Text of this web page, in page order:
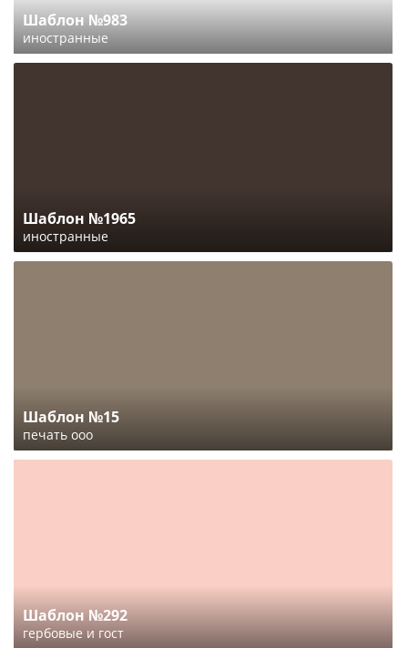
Шаблон №983
иностранные
Шаблон №1965
иностранные
Шаблон №15
печать ооо
Шаблон №292
гербовые и гост